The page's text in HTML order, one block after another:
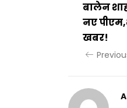
बालेन
नए
खबर!